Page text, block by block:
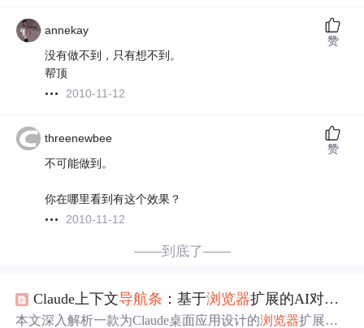
annekay
没有做不到，只有想不到。
帮顶
2010-11-12
赞
threenewbee
不可能做到。
你在哪里看到有这个效果？
2010-11-12
赞
——到底了——
Claude上下文导航条 ：基于浏览器扩展的AI对话智能分段与摘要技术解析
本文深入解析一款为Claude桌面应用设计的浏览器扩展，